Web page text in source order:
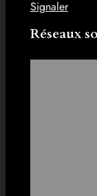
Signaler
Réseaux